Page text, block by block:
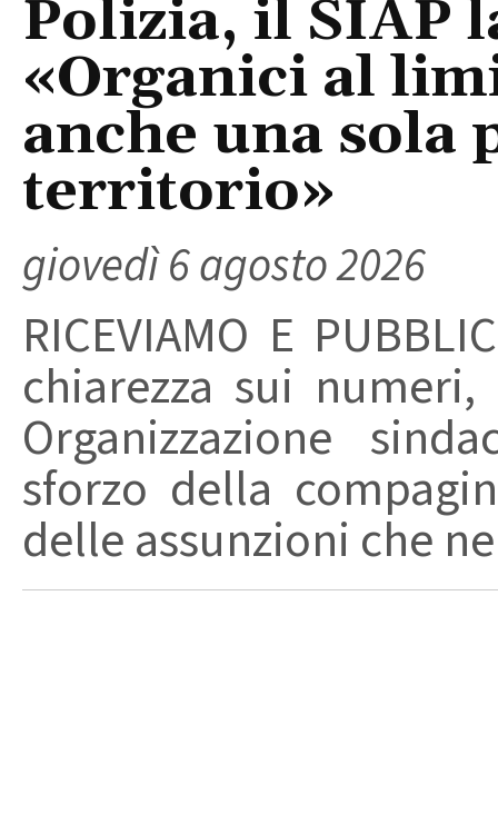
Polizia, il SIAP
«Organici al
anche una sola
territorio»
giovedì 6 agosto 2026
RICEVIAMO E
chiarezza sui
Organizzazione
sforzo della
delle assunzioni che